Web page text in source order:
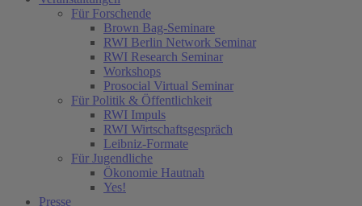
Für Forschende
Brown Bag-Seminare
RWI Berlin Network Seminar
RWI Research Seminar
Workshops
Prosocial Virtual Seminar
Für Politik & Öffentlichkeit
RWI Impuls
RWI Wirtschaftsgespräch
Leibniz-Formate
Für Jugendliche
Ökonomie Hautnah
Yes!
Presse